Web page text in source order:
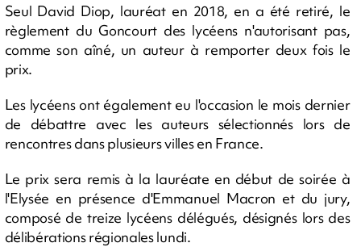
Seul David Diop, lauréat en 2018, en a été retiré, le
règlement du Goncourt des lycéens n'autorisant pas,
comme son aîné, un auteur à remporter deux fois le
prix.
Les lycéens ont également eu l'occasion le mois dernier
de débattre avec les auteurs sélectionnés lors de
rencontres dans plusieurs villes en France.
Le prix sera remis à la lauréate en début de soirée à
l'Elysée en présence d'Emmanuel Macron et du jury,
composé de treize lycéens délégués, désignés lors des
délibérations régionales lundi.